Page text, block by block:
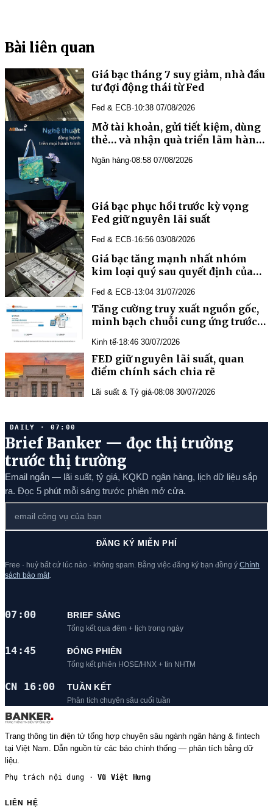
Bài liên quan
Giá bạc tháng 7 suy giảm, nhà đầu
tư đợi động thái từ Fed
Fed & ECB·10:38 07/08/2026
Mở tài khoản, gửi tiết kiệm, dùng
thẻ… và nhận quà triển lãm hàng
Ngân hàng·08:58 07/08/2026
Giá bạc phục hồi trước kỳ vọng
Fed giữ nguyên lãi suất
Fed & ECB·16:56 03/08/2026
Giá bạc tăng mạnh nhất nhóm
kim loại quý sau quyết định của
Fed & ECB·13:04 31/07/2026
Tăng cường truy xuất nguồn gốc,
minh bạch chuỗi cung ứng trước
Kinh tế·18:46 30/07/2026
FED giữ nguyên lãi suất, quan
điểm chính sách chia rẽ
Lãi suất & Tỷ giá·08:08 30/07/2026
DAILY · 07:00
Brief Banker — đọc thị trường
trước thị trường
Email ngắn — lãi suất, tỷ giá, KQKD ngân hàng, lịch dữ liệu sắp
ra. Đọc 5 phút mỗi sáng trước phiên mở cửa.
ĐĂNG KÝ MIỄN PHÍ
Free · huỷ bất cứ lúc nào · không spam. Bằng việc đăng ký bạn đồng ý Chính
sách bảo mật
07:00 BRIEF SÁNG
Tổng kết qua đêm + lịch trong ngày
14:45 ĐÓNG PHIÊN
Tổng kết phiên HOSE/HNX + tin NHTM
CN 16:00 TUẦN KẾT
Phân tích chuyên sâu cuối tuần
Trang thông tin điện tử tổng hợp chuyên sâu ngành ngân hàng & fintech
tại Việt Nam. Dẫn nguồn từ các báo chính thống — phân tích bằng dữ
liệu.
Phụ trách nội dung ·Vũ Việt Hưng
LIÊN HỆ